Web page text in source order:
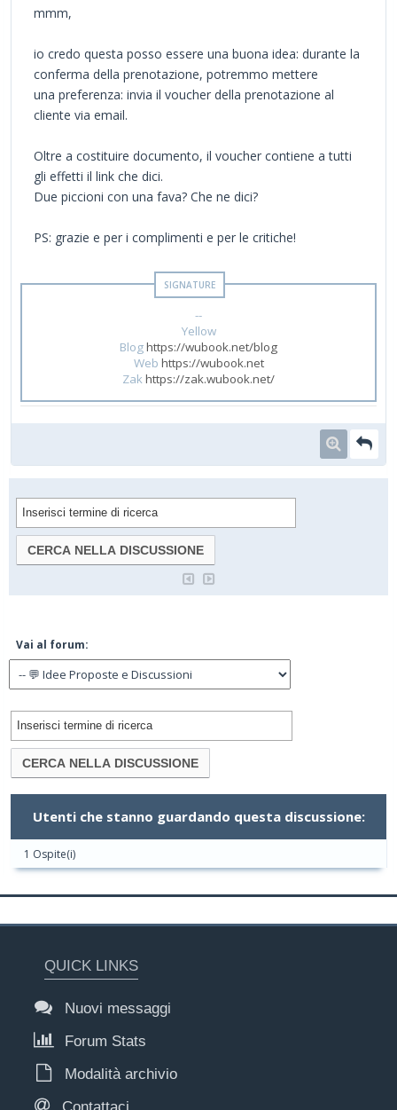
mmm,
io credo questa posso essere una buona idea: durante la
conferma della prenotazione, potremmo mettere
una preferenza: invia il voucher della prenotazione al
cliente via email.
Oltre a costituire documento, il voucher contiene a tutti
gli effetti il link che dici.
Due piccioni con una fava? Che ne dici?
PS: grazie e per i complimenti e per le critiche!
--
Yellow
Bloghttps://wubook.net/blog
Web https://wubook.net
Zakhttps://zak.wubook.net/
Vai al forum:
Utenti che stanno guardando questa discussione:
1 Ospite(i)
QUICK LINKS
Nuovi messaggi
Forum Stats
Modalità archivio